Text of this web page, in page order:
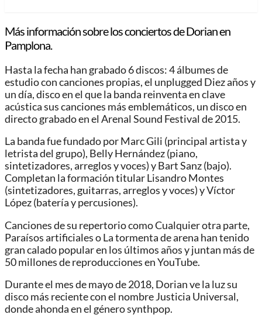
Más información sobre los conciertos de Dorian en
Pamplona.
Hasta la fecha han grabado 6 discos: 4 álbumes de
estudio con canciones propias, el unplugged Diez años y
un día, disco en el que la banda reinventa en clave
acústica sus canciones más emblemáticos, un disco en
directo grabado en el Arenal Sound Festival de 2015.
La banda fue fundado por Marc Gili (principal artista y
letrista del grupo), Belly Hernández (piano,
sintetizadores, arreglos y voces) y Bart Sanz (bajo).
Completan la formación titular Lisandro Montes
(sintetizadores, guitarras, arreglos y voces) y Víctor
López (batería y percusiones).
Canciones de su repertorio como Cualquier otra parte,
Paraísos artificiales o La tormenta de arena han tenido
gran calado popular en los últimos años y juntan más de
50 millones de reproducciones en YouTube.
Durante el mes de mayo de 2018, Dorian ve la luz su
disco más reciente con el nombre Justicia Universal,
donde ahonda en el género synthpop.